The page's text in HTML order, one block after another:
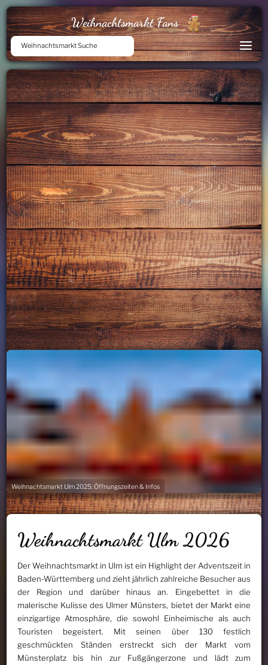
Weihnachtsmarkt Fans
Weihnachtsmarkt Suche
Weihnachtsmarkt Ulm 2025: Öffnungszeiten & Infos
Weihnachtsmarkt Ulm 2026
Der Weihnachtsmarkt in Ulm ist ein Highlight der Adventszeit in
Baden-Württemberg und zieht jährlich zahlreiche Besucher aus
der Region und darüber hinaus an. Eingebettet in die
malerische Kulisse des Ulmer Münsters, bietet der Markt eine
einzigartige Atmosphäre, die sowohl Einheimische als auch
Touristen begeistert. Mit seinen über 130 festlich
geschmückten Ständen erstreckt sich der Markt vom
Münsterplatz bis hin zur Fußgängerzone und lädt zum